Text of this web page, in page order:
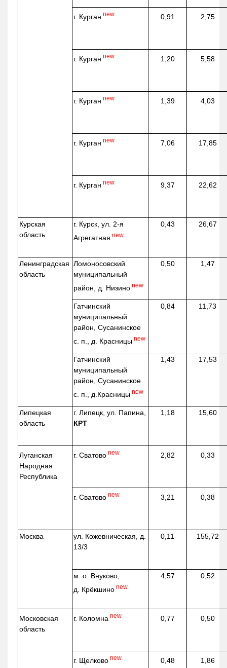
г. Курган new 0,91 2,75
г. Курган new 1,20 5,58
г. Курган new 1,39 4,03
г. Курган new 7,06 17,85
г. Курган new 9,37 22,62
Курская
область
г. Курск, ул. 2-я
Агрегатная new
0,43 26,67
Ленинградская
область
Ломоносовский
муниципальный
район, д. Низино new
0,50 1,47
Гатчинский
муниципальный
район, Сусанинское
с. п., д. Красницы new
0,84 11,73
Гатчинский
муниципальный
район, Сусанинское
с. п., д.Красницы new
1,43 17,53
Липецкая
область
г. Липецк, ул. Папина,
КРТ
1,18 15,60
Луганская
Народная
Республика
г. Сватово new 2,82 0,33
г. Сватово new 3,21 0,38
Москва ул. Кожевническая , д.
13/3
0,11 155,72
м. о. Внуково,
д. Крёкшино new
4,57 0,52
Московская
область
г. Коломна new 0,77 0,50
г. Щелково new 0,48 1,86